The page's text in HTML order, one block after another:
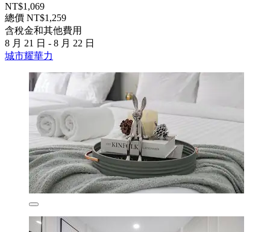
NT$1,069
總價 NT$1,259
含稅金和其他費用
8 月 21 日 - 8 月 22 日
城市耀華力